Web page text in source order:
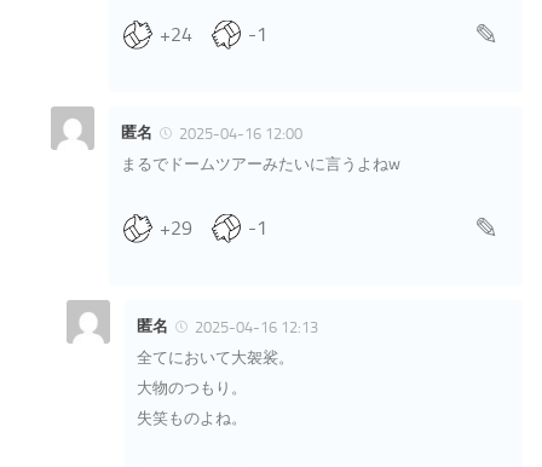
+24 -1
匿名
2025-04-16 12:00
まるでドームツアーみたいに言うよねw
+29 -1
匿名
2025-04-16 12:13
全てにおいて大袈裟。
大物のつもり。
失笑ものよね。